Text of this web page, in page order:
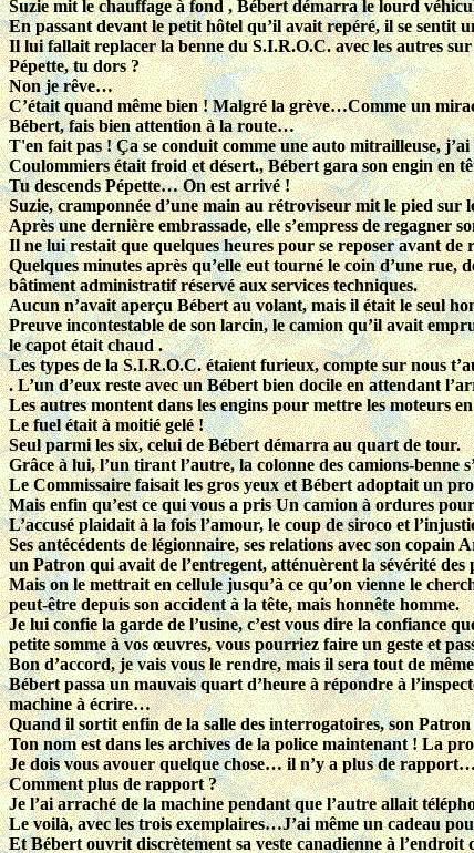
Suzie mit le chauffage à fond , Bébert démarra le lourd
En passant devant le petit hôtel qu’il avait repéré, il se
Il lui fallait replacer la benne du S.I.R.O.C. avec les autres
Pépette, tu dors ?
Non je rêve…
C’était quand même bien ! Malgré la grève…Comme un
Bébert, fais bien attention à la route…
T'en fait pas ! Ça se conduit comme une auto mitrailleuse,
Coulommiers était froid et désert., Bébert gara son engin en
Tu descends Pépette… On est arrivé !
Suzie, cramponnée d’une main au rétroviseur mit le pied
Après une dernière embrassade, elle s’empress de regagner
Il ne lui restait que quelques heures pour se reposer avant
Quelques minutes après qu’elle eut tourné le coin d’une rue,
bâtiment administratif réservé aux services techniques.
Aucun n’avait aperçu Bébert au volant, mais il était le seul
Preuve incontestable de son larcin, le camion qu’il avait
le capot était chaud .
Les types de la S.I.R.O.C. étaient furieux, compte sur nous
. L’un d’eux reste avec un Bébert bien docile en attendant
Les autres montent dans les engins pour mettre les moteurs
Le fuel était à moitié gelé !
Seul parmi les six, celui de Bébert démarra au quart de tour.
Grâce à lui, l’un tirant l’autre, la colonne des camions-benne
Le Commissaire faisait les gros yeux et Bébert adoptait un
Mais enfin qu’est ce qui vous a pris Un camion à ordures
L’accusé plaidait à la fois l’amour, le coup de siroco et
Ses antécédents de légionnaire, ses relations avec son
un Patron qui avait de l’entregent, atténuèrent la sévérité des
Mais on le mettrait en cellule jusqu’à ce qu’on vienne le
peut-être depuis son accident à la tête, mais honnête homme.
Je lui confie la garde de l’usine, c’est vous dire la confiance
petite somme à vos œuvres, vous pourriez faire un geste et
Bon d’accord, je vais vous le rendre, mais il sera tout de
Bébert passa un mauvais quart d’heure à répondre à
machine à écrire…
Quand il sortit enfin de la salle des interrogatoires, son
Ton nom est dans les archives de la police maintenant ! La
Je dois vous avouer quelque chose… il n’y a plus de
Comment plus de rapport ?
Je l’ai arraché de la machine pendant que l’autre allait
Le voilà, avec les trois exemplaires…J’ai même un cadeau
Et Bébert ouvrit discrètement sa veste canadienne à l’endroit